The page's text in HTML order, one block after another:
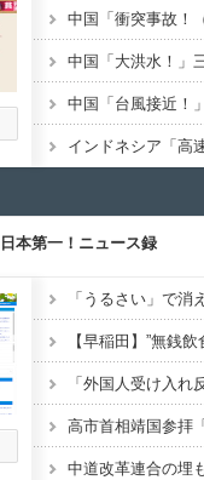
日本第一！ニュース録
高市首相靖国参拝